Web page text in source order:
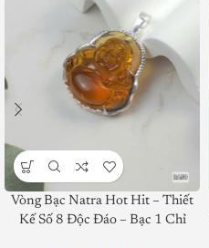
Product SKU:
Vòng Bạc Natra Hot Hit – Thiết
Kế Số 8 Độc Đáo – Bạc 1 Chỉ